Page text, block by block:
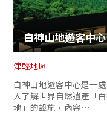
白神山地遊客中心
津輕地區
白神山地遊客中心是一
入了解世界自然遺產「
地」的設施，內容…